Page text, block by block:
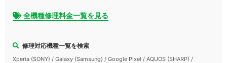
全機種修理料金一覧を見る
修理対応機種一覧を検索
Xperia (SONY) / Galaxy (Samsung) / Google Pixel / AQUOS (SHARP) /